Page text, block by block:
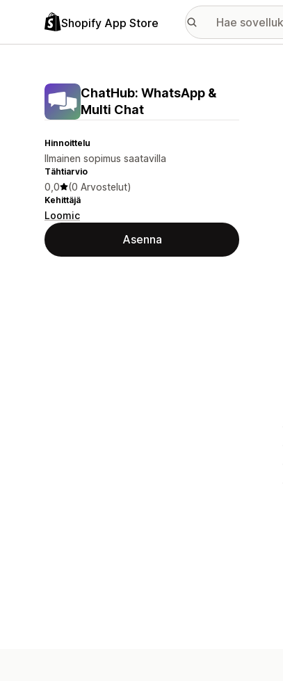
Shopify App Store
ChatHub: WhatsApp &
Multi Chat
Hinnoittelu
Ilmainen sopimus saatavilla
Tähtiarvio
0,0 (0 Arvostelut)
Kehittäjä
Loomic
Asenna